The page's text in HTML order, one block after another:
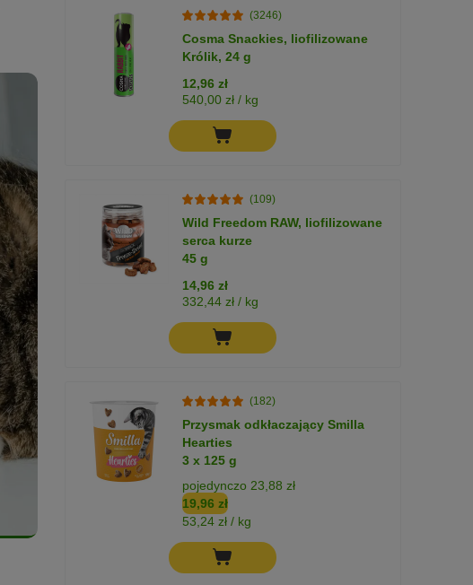
(3246)
Cosma Snackies, liofilizowane
Królik, 24 g
12,96 zł
540,00 zł / kg
(109)
Wild Freedom RAW, liofilizowane
serca kurze
45 g
14,96 zł
332,44 zł / kg
(182)
Przysmak odkłaczający Smilla
Hearties
3 x 125 g
pojedynczo 23,88 zł
19,96 zł
53,24 zł / kg